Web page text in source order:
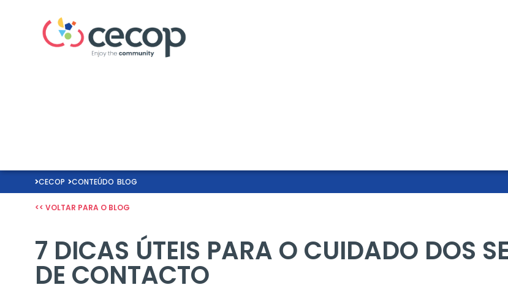
CECOP CONTEÚDO BLOG
<< VOLTAR PARA O BLOG
7 DICAS ÚTEIS PARA O CUIDADO DOS
DE CONTACTO